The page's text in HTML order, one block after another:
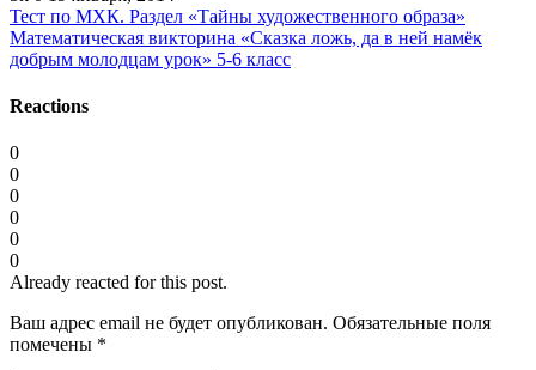
Тест по МХК. Раздел «Тайны художественного образа»
Математическая викторина «Сказка ложь, да в ней намёк
добрым молодцам урок» 5-6 класс
Reactions
0
0
0
0
0
0
Already reacted for this post.
Ваш адрес email не будет опубликован. Обязательные поля
помечены *